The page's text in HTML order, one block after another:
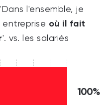
l'ensemble, je
où il fait
'. vs. les salariés
100%